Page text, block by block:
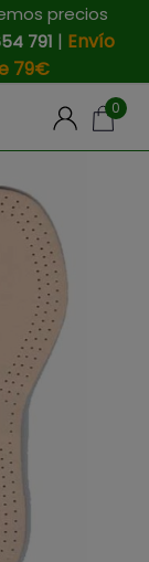
precios
791 | Envío
79€
0